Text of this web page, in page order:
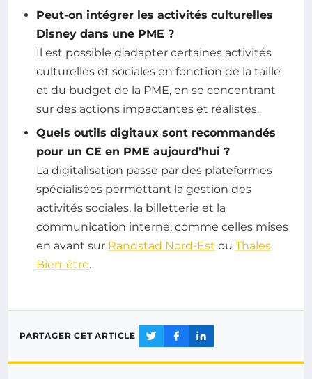
Peut-on intégrer les activités culturelles
Disney dans une PME ?
Il est possible d’adapter certaines activités
culturelles et sociales en fonction de la taille
et du budget de la PME, en se concentrant
sur des actions impactantes et réalistes.
Quels outils digitaux sont recommandés
pour un CE en PME aujourd’hui ?
La digitalisation passe par des plateformes
spécialisées permettant la gestion des
activités sociales, la billetterie et la
communication interne, comme celles mises
en avant sur Randstad Nord-Est ou Thales
Bien-être.
PARTAGER CET ARTICLE